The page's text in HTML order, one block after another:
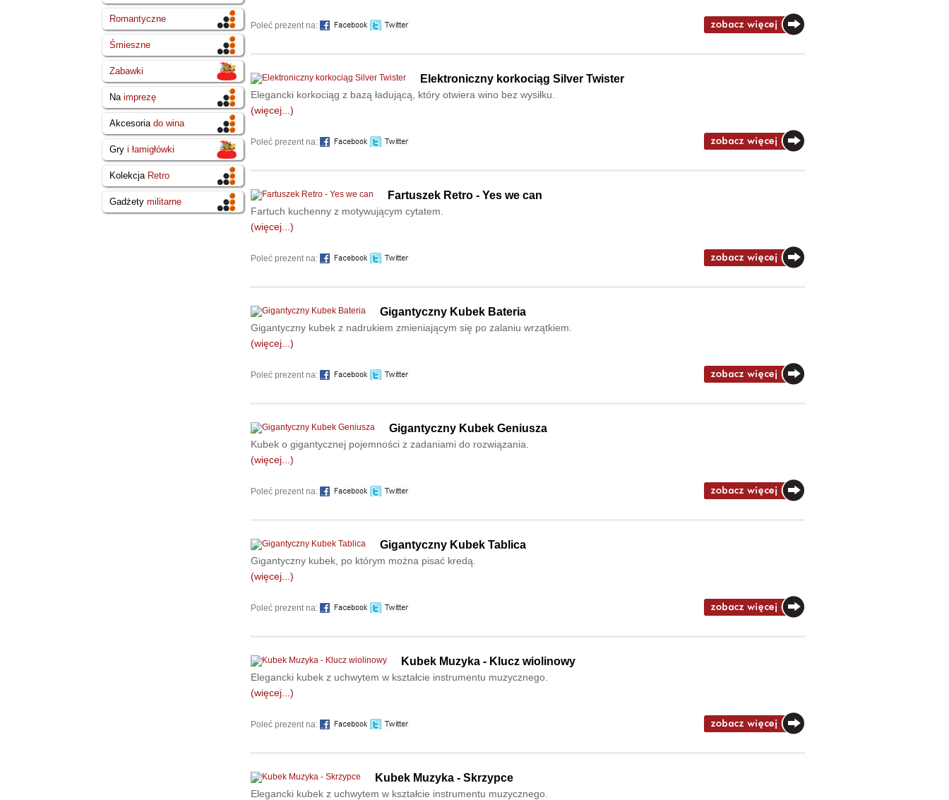
Romantyczne
Śmieszne
Zabawki
Naimprezę
Akcesoriado wina
Gryi łamigłówki
KolekcjaRetro
Gadżetymilitarne
Poleć prezent na:
Elektroniczny korkociąg Silver Twister
Elegancki korkociąg z bazą ładującą, który otwiera wino bez wysiłku.
(więcej...)
Poleć prezent na:
Fartuszek Retro - Yes we can
Fartuch kuchenny z motywującym cytatem.
(więcej...)
Poleć prezent na:
Gigantyczny Kubek Bateria
Gigantyczny kubek z nadrukiem zmieniającym się po zalaniu wrzątkiem.
(więcej...)
Poleć prezent na:
Gigantyczny Kubek Geniusza
Kubek o gigantycznej pojemności z zadaniami do rozwiązania.
(więcej...)
Poleć prezent na:
Gigantyczny Kubek Tablica
Gigantyczny kubek, po którym można pisać kredą.
(więcej...)
Poleć prezent na:
Kubek Muzyka - Klucz wiolinowy
Elegancki kubek z uchwytem w kształcie instrumentu muzycznego.
(więcej...)
Poleć prezent na:
Kubek Muzyka - Skrzypce
Elegancki kubek z uchwytem w kształcie instrumentu muzycznego.